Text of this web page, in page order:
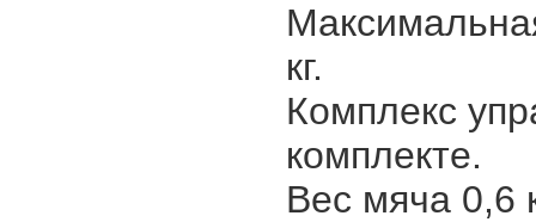
кг.
Комплекс
комплекте.
Вес мяча 0,6